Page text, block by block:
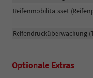
Reifenmobilitätsset
Reifendrucküberwachung
Optionale Extras